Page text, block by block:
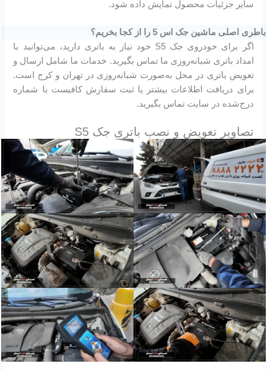
سایر جزئیات محصول نمایش داده شود.
باطری اصلی ماشین جک اس 5 را از کجا بخریم؟
اگر برای خودروی جک S5 خود نیاز به باتری دارید، می‌توانید با
امداد باتری شبانه‌روزی ما تماس بگیرید. خدمات ما شامل ارسال و
تعویض باتری در محل به‌صورت شبانه‌روزی در تهران و کرج است.
برای دریافت اطلاعات بیشتر یا ثبت سفارش کافیست با شماره
درج‌شده در سایت تماس بگیرید.
تصاویر تعویض و نصب باتری جک S5